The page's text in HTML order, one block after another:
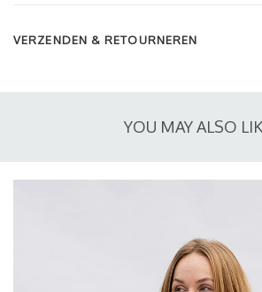
VERZENDEN & RETOURNEREN
YOU MAY ALSO